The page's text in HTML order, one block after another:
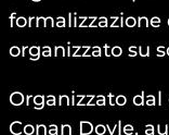
organizzato su
Organizzato
Conan Doyle,